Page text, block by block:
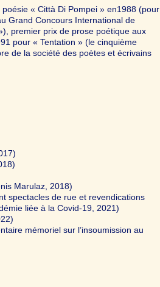
« Città Di Pompei » en1988 (pour
Grand Concours International de
premier prix de prose poétique aux
pour « Tentation » (le cinquième
de la société des poètes et écrivains
Marulaz, 2018)
spectacles de rue et revendications
liée à la Covid-19, 2021)
mémoriel sur l’insoumission au